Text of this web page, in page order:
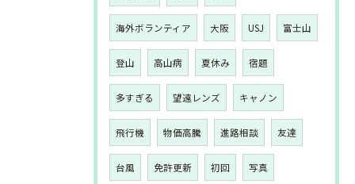
海外ボランティア 大阪 USJ 富士山
登山 高山病 夏休み 宿題
多すぎる 望遠レンズ キャノン
飛行機 物価高騰 進路相談 友達
台風 免許更新 初回 写真